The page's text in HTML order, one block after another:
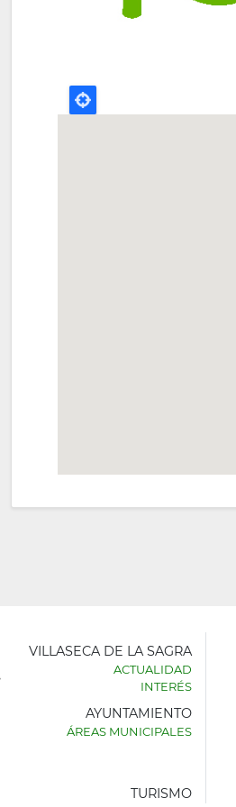
AYUNTAMIENTO
VILLASECA DE LA SAGRA
ACTUALIDAD
INTERÉS
AYUNTAMIENTO
ÁREAS MUNICIPALES
TURISMO